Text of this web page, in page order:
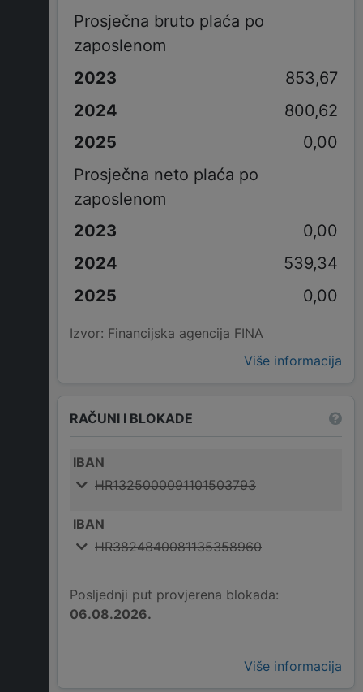
Prosječna bruto plaća po
zaposlenom
853,67
800,62
0,00
Prosječna neto plaća po
zaposlenom
0,00
539,34
0,00
Izvor: Financijska agencija FINA
Više informacija
RAČUNI I BLOKADE
IBAN
HR1325000091101503793
IBAN
HR3824840081135358960
Posljednji put provjerena blokada:
06.08.2026.
Više informacija